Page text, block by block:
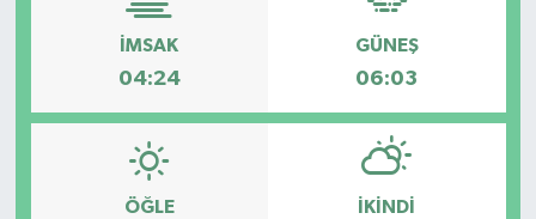
İMSAK
04:24
GÜNEŞ
06:03
ÖĞLE İKINDI
KASTAMONU